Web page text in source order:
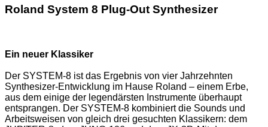
Roland System 8 Plug-Out Synthesizer
Ein neuer Klassiker
Der SYSTEM-8 ist das Ergebnis von vier Jahrzehnten
Synthesizer-Entwicklung im Hause Roland – einem Erbe,
aus dem einige der legendärsten Instrumente überhaupt
entsprangen. Der SYSTEM-8 kombiniert die Sounds und
Arbeitsweisen von gleich drei gesuchten Klassikern: dem